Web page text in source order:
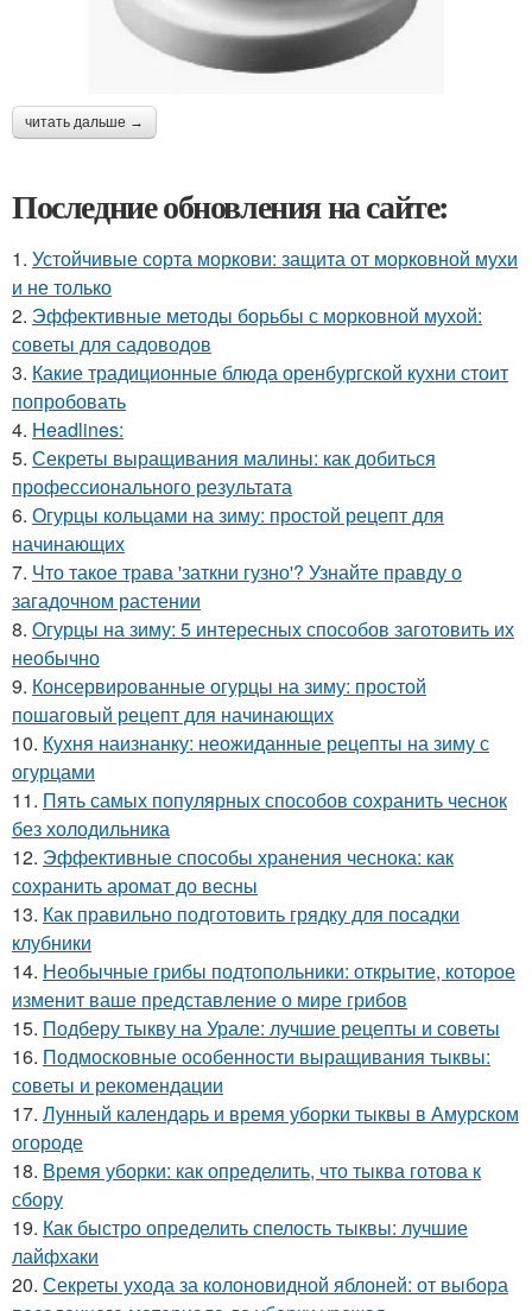
читать дальше →
Последние обновления на сайте:
1. Устойчивые сорта моркови: защита от морковной мухи
и не только
2. Эффективные методы борьбы с морковной мухой:
советы для садоводов
3. Какие традиционные блюда оренбургской кухни стоит
попробовать
4. Headlines:
5. Секреты выращивания малины: как добиться
профессионального результата
6. Огурцы кольцами на зиму: простой рецепт для
начинающих
7. Что такое трава 'заткни гузно'? Узнайте правду о
загадочном растении
8. Огурцы на зиму: 5 интересных способов заготовить их
необычно
9. Консервированные огурцы на зиму: простой
пошаговый рецепт для начинающих
10. Кухня наизнанку: неожиданные рецепты на зиму с
огурцами
11. Пять самых популярных способов сохранить чеснок
без холодильника
12. Эффективные способы хранения чеснока: как
сохранить аромат до весны
13. Как правильно подготовить грядку для посадки
клубники
14. Необычные грибы подтопольники: открытие, которое
изменит ваше представление о мире грибов
15. Подберу тыкву на Урале: лучшие рецепты и советы
16. Подмосковные особенности выращивания тыквы:
советы и рекомендации
17. Лунный календарь и время уборки тыквы в Амурском
огороде
18. Время уборки: как определить, что тыква готова к
сбору
19. Как быстро определить спелость тыквы: лучшие
лайфхаки
20. Секреты ухода за колоновидной яблоней: от выбора